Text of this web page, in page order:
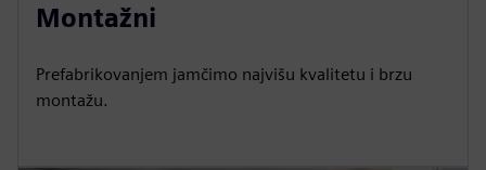
Montažni
Prefabrikovanjem jamčimo najvišu kvalitetu i brzu
montažu.